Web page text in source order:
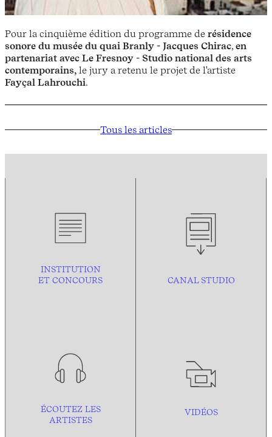
Pour la cinquième édition du programme de résidence
sonore du musée du quai Branly - Jacques Chirac, en
partenariat avec Le Fresnoy - Studio national des arts
contemporains, le jury a retenu le projet de l'artiste
Fayçal Lahrouchi.
Tous les articles
INSTITUTION
ET CONCOURS
CANAL STUDIO
ÉCOUTEZ LES
ARTISTES
VIDÉOS